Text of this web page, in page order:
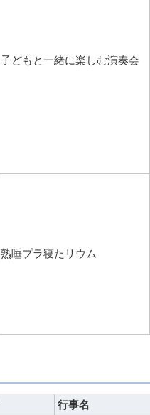
子どもと一緒に楽しむ演奏会
熟睡プラ寝たリウム
行事名